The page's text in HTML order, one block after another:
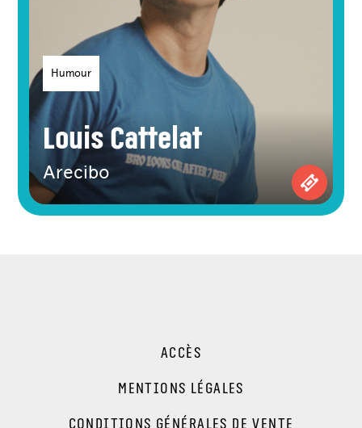
Louis Cattelat
Humour
Arecibo
ACCÈS
MENTIONS LÉGALES
CONDITIONS GÉNÉRALES DE VENTE